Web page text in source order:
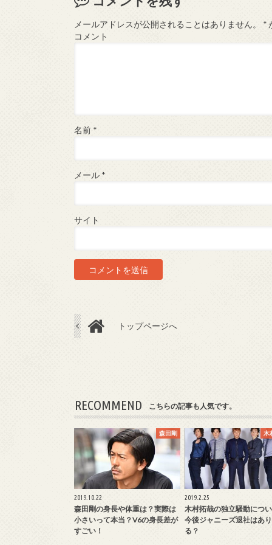
メールアドレスが公開されることはありません。 *
コメント
名前 *
メール *
サイト
トップページへ
RECOMMEND こちらの記事も人気です。
森田剛
2019.10.22
森田剛の身長や体重は？実際は
小さいって本当？V6の身長差が
すごい！
木
2019.2.25
木村拓哉の独立騒動につ
今後ジャニーズ退社はあ
る？